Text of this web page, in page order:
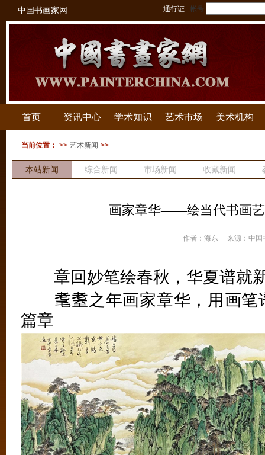
中国书画家网 通行证 帐号
首页 资讯中心 学术知识 艺术市场 美术机构
当前位置： >> 艺术新闻 >>
本站新闻 综合新闻 市场新闻 收藏新闻
画家章华——绘当代书画
作者：海东 来源：中国
章回妙笔绘春秋，华夏谱就
耄耋之年画家章华，用画笔
篇章